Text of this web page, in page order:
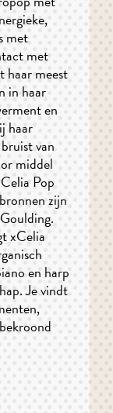
met
met
haar meest
in haar
en
haar
van
middel
Pop
zijn
xCelia
en harp
Je vindt